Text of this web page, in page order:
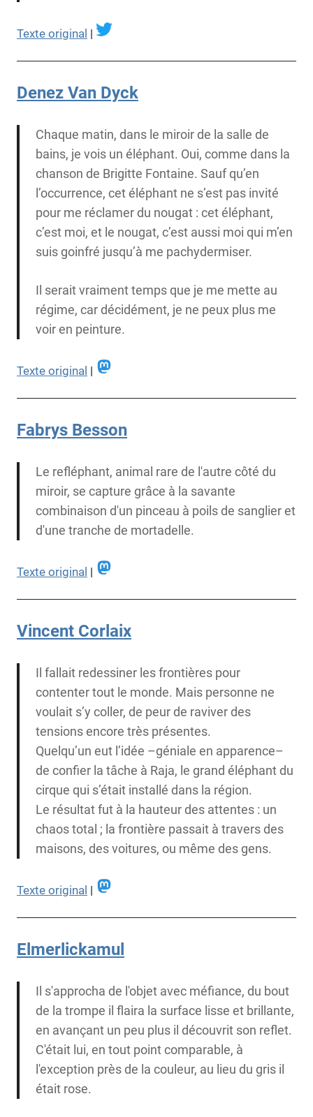
Texte original |
Denez Van Dyck
Chaque matin, dans le miroir de la salle de
bains, je vois un éléphant. Oui, comme dans la
chanson de Brigitte Fontaine. Sauf qu’en
l’occurrence, cet éléphant ne s’est pas invité
pour me réclamer du nougat : cet éléphant,
c’est moi, et le nougat, c’est aussi moi qui m’en
suis goinfré jusqu’à me pachydermiser.
Il serait vraiment temps que je me mette au
régime, car décidément, je ne peux plus me
voir en peinture.
Texte original |
Fabrys Besson
Le refléphant, animal rare de l'autre côté du
miroir, se capture grâce à la savante
combinaison d'un pinceau à poils de sanglier et
d'une tranche de mortadelle.
Texte original |
Vincent Corlaix
Il fallait redessiner les frontières pour
contenter tout le monde. Mais personne ne
voulait s’y coller, de peur de raviver des
tensions encore très présentes.
Quelqu’un eut l’idée –géniale en apparence–
de confier la tâche à Raja, le grand éléphant du
cirque qui s’était installé dans la région.
Le résultat fut à la hauteur des attentes : un
chaos total ; la frontière passait à travers des
maisons, des voitures, ou même des gens.
Texte original |
Elmerlickamul
Il s'approcha de l'objet avec méfiance, du bout
de la trompe il flaira la surface lisse et brillante,
en avançant un peu plus il découvrit son reflet.
C'était lui, en tout point comparable, à
l'exception près de la couleur, au lieu du gris il
était rose.